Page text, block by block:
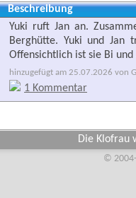
Beschreibung
Yuki ruft Jan an.
Berghütte. Yuki und Jan
Offensichtlich ist sie Bi und
hinzugefügt am 25.07.2026 von
1 Kommentar
Die Klofrau
©